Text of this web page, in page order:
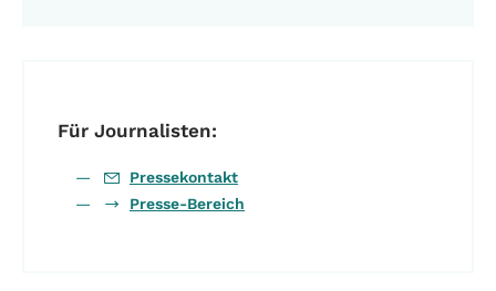
Für Journalisten:
Pressekontakt
Presse-Bereich